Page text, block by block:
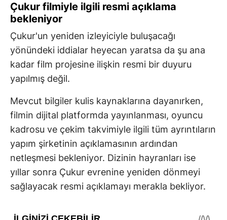
Çukur filmiyle ilgili resmi açıklama
bekleniyor
Çukur'un yeniden izleyiciyle buluşacağı
yönündeki iddialar heyecan yaratsa da şu ana
kadar film projesine ilişkin resmi bir duyuru
yapılmış değil.
Mevcut bilgiler kulis kaynaklarına dayanırken,
filmin dijital platformda yayınlanması, oyuncu
kadrosu ve çekim takvimiyle ilgili tüm ayrıntıların
yapım şirketinin açıklamasının ardından
netleşmesi bekleniyor. Dizinin hayranları ise
yıllar sonra Çukur evrenine yeniden dönmeyi
sağlayacak resmi açıklamayı merakla bekliyor.